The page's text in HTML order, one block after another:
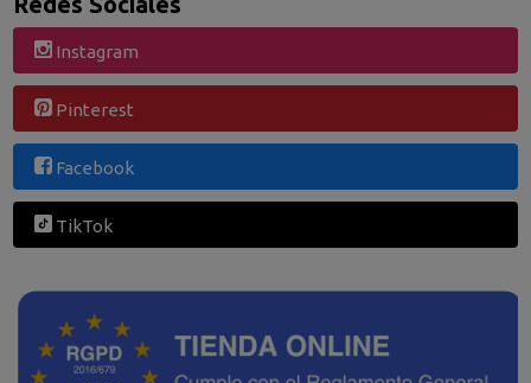
Instagram
Pinterest
Facebook
TikTok